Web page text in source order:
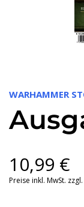
WARHAMMER
10,99 €
Preise inkl. MwSt.